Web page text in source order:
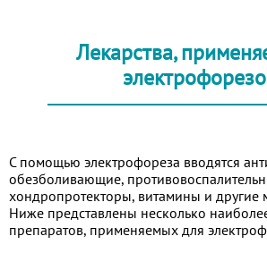
Лекарства,
С помощью электрофореза вводятся
обезболивающие,
хондропротекторы, витамины и другие
Ниже представлены несколько
препаратов, применяемых для